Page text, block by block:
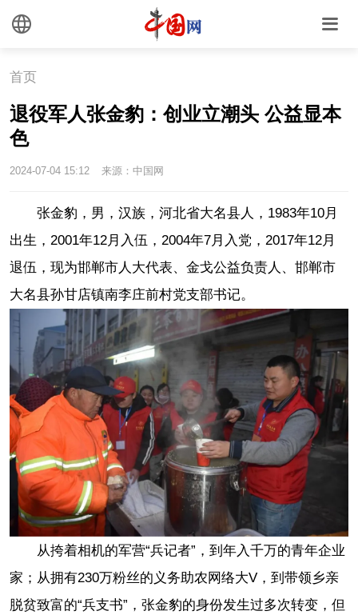
首页
退役军人张金豹：创业立潮头 公益显本
色
2024-07-04 15:12 来源：中国网
张金豹，男，汉族，河北省大名县人，1983年10月
出生，2001年12月入伍，2004年7月入党，2017年12月
退伍，现为邯郸市人大代表、金戈公益负责人、邯郸市
大名县孙甘店镇南李庄前村党支部书记。
从挎着相机的军营“兵记者”，到年入千万的青年企业
家；从拥有230万粉丝的义务助农网络大V，到带领乡亲
脱贫致富的“兵支书”，张金豹的身份发生过多次转变，但